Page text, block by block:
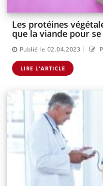
Les protéines
que la viande pour
Publié le 02.04.2023 |
LIRE L'ARTICLE